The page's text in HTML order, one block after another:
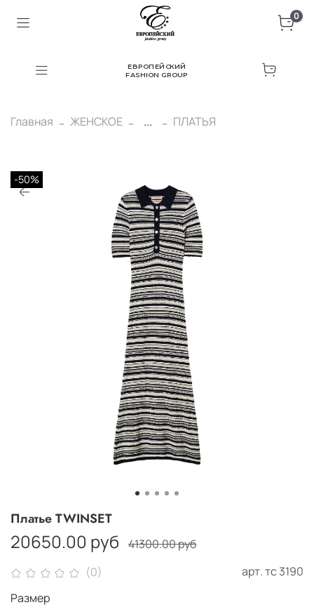
0
ЕВРОПЕЙСКИЙ
FASHION GROUP
Главная ЖЕНСКОЕ ... ПЛАТЬЯ
-50%
(0) арт.тс 3190
Платье TWINSET
20650.00 руб 41300.00 руб
Размер